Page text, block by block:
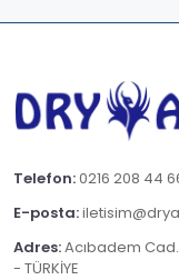
Telefon:0216 208 44
E-posta:
Adres:Acıbadem Cad.
- TÜRKİYE